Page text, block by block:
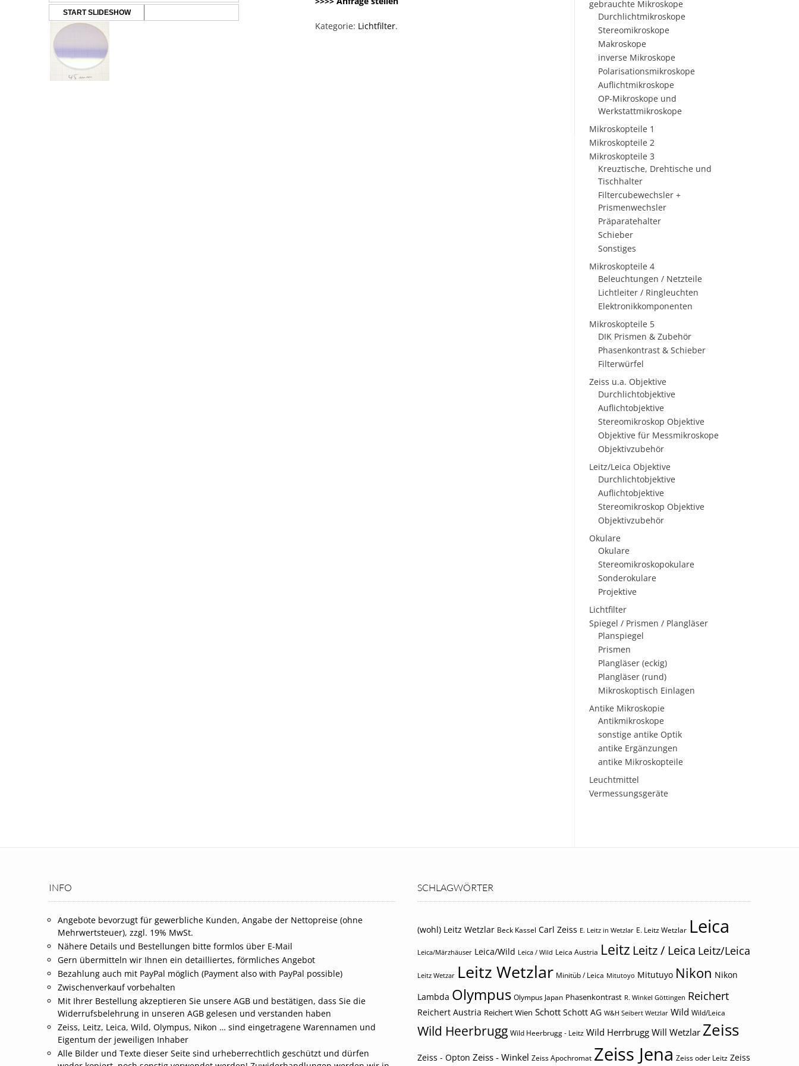
START SLIDESHOW
Kategorie: Lichtfilter.
gebrauchte Mikroskope
Durchlichtmikroskope
Stereomikroskope
Makroskope
inverse Mikroskope
Polarisationsmikroskope
Auflichtmikroskope
OP-Mikroskope und
Werkstattmikroskope
Mikroskopteile 1
Mikroskopteile 2
Mikroskopteile 3
Kreuztische, Drehtische und
Tischhalter
Filtercubewechsler +
Prismenwechsler
Präparatehalter
Schieber
Sonstiges
Mikroskopteile 4
Beleuchtungen / Netzteile
Lichtleiter / Ringleuchten
Elektronikkomponenten
Mikroskopteile 5
DIK Prismen & Zubehör
Phasenkontrast & Schieber
Filterwürfel
Zeiss u.a. Objektive
Durchlichtobjektive
Auflichtobjektive
Stereomikroskop Objektive
Objektive für Messmikroskope
Objektivzubehör
Leitz/Leica Objektive
Durchlichtobjektive
Auflichtobjektive
Stereomikroskop Objektive
Objektivzubehör
Okulare
Okulare
Stereomikroskopokulare
Sonderokulare
Projektive
Lichtfilter
Spiegel / Prismen / Plangläser
Planspiegel
Prismen
Plangläser (eckig)
Plangläser (rund)
Mikroskoptisch Einlagen
Antike Mikroskopie
Antikmikroskope
sonstige antike Optik
antike Ergänzungen
antike Mikroskopteile
Leuchtmittel
Vermessungsgeräte
INFO
Angebote bevorzugt für gewerbliche Kunden, Angabe der Nettopreise (ohne
Mehrwertsteuer), zzgl. 19% MwSt.
Nähere Details und Bestellungen bitte formlos über E-Mail
Gern übermitteln wir Ihnen ein detailliertes, förmliches Angebot
Bezahlung auch mit PayPal möglich (Payment also with PayPal possible)
Zwischenverkauf vorbehalten
Mit Ihrer Bestellung akzeptieren Sie unsere AGB und bestätigen, dass Sie die
Widerrufsbelehrung in unseren AGB gelesen und verstanden haben
Zeiss, Leitz, Leica, Wild, Olympus, Nikon … sind eingetragene Warennamen und
Eigentum der jeweiligen Inhaber
Alle Bilder und Texte dieser Seite sind urheberrechtlich geschützt und dürfen
SCHLAGWÖRTER
(wohl) Leitz Wetzlar Beck Kassel Carl Zeiss E. Leitz in Wetzlar E. Leitz Wetzlar Leica
Leica/Märzhäuser Leica/Wild Leica / Wild Leica Austria Leitz Leitz / Leica Leitz/Leica
Leitz Wetzar Leitz Wetzlar Minitüb / Leica Mitutoyo Mitutuyo Nikon Nikon
Lambda Olympus Olympus Japan Phasenkontrast R. Winkel Göttingen Reichert
Reichert Austria Reichert Wien Schott Schott AG W&H Seibert Wetzlar Wild Wild/Leica
Wild Heerbrugg Wild Heerbrugg - Leitz Wild Herrbrugg Will Wetzlar Zeiss
Zeiss - Opton Zeiss - Winkel Zeiss Apochromat Zeiss Jena Zeiss oder Leitz Zeiss